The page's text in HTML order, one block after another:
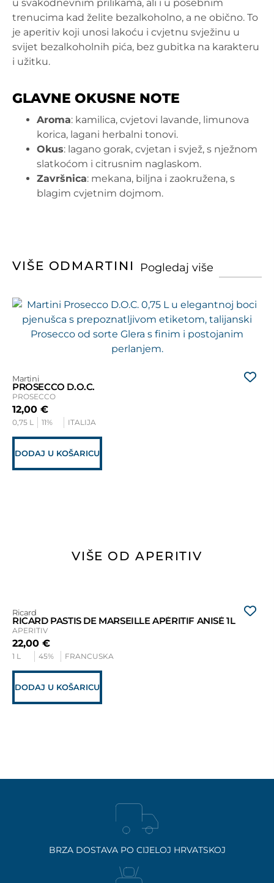
u svakodnevnim prilikama, ali i u posebnim
trenucima kad želite bezalkoholno, a ne obično. To
je aperitiv koji unosi lakoću i cvjetnu svježinu u
svijet bezalkoholnih pića, bez gubitka na karakteru
i užitku.
GLAVNE OKUSNE NOTE
Aroma: kamilica, cvjetovi lavande, limunova
korica, lagani herbalni tonovi.
Okus: lagano gorak, cvjetan i svjež, s nježnom
slatkoćom i citrusnim naglaskom.
Završnica: mekana, biljna i zaokružena, s
blagim cvjetnim dojmom.
VIŠE OD MARTINI
Martini
PROSECCO D.O.C.
PROSECCO
12,00 €
0,75 L 11% ITALIJA
DODAJ U KOŠARICU
VIŠE OD APERITIV
Ricard
RICARD PASTIS DE MARSEILLE APÉRITIF ANISÉ 1L
APERITIV
22,00 €
1 L 45% FRANCUSKA
DODAJ U KOŠARICU
BRZA DOSTAVA PO CIJELOJ HRVATSKOJ